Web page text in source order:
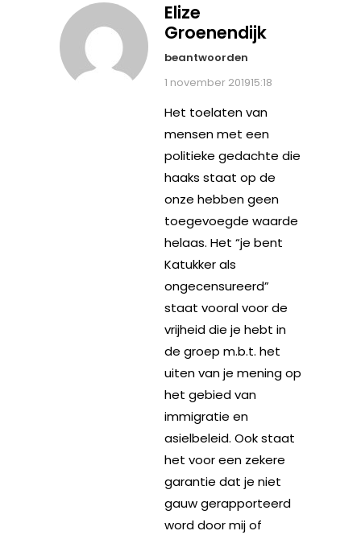
Elize
Groenendijk
beantwoorden
1 november 201915:18
Het toelaten van
mensen met een
politieke gedachte die
haaks staat op de
onze hebben geen
toegevoegde waarde
helaas. Het “je bent
Katukker als
ongecensureerd”
staat vooral voor de
vrijheid die je hebt in
de groep m.b.t. het
uiten van je mening op
het gebied van
immigratie en
asielbeleid. Ook staat
het voor een zekere
garantie dat je niet
gauw gerapporteerd
word door mij of